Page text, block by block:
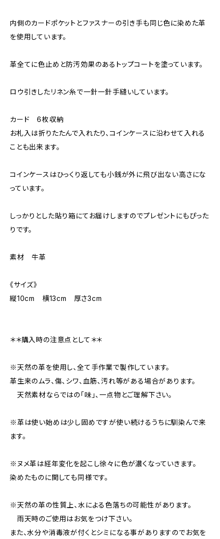
内側のカードポケットとファスナーの引き手も同じ色に染めた革
を使用しています。
革全てに色止めと防汚効果のあるトップコートを塗っています。
ロウ引きしたリネン糸で一針一針手縫いしています。
カード 6枚収納
お札入は折りたたんで入れたり、コインケースに沿わせて入れる
ことも出来ます。
コインケースはひっくり返しても小銭が外に飛び出ない高さにな
っています。
しっかりとした貼り箱にてお届けしますのでプレゼントにもぴった
りです。
素材 牛革
《サイズ》
縦10cm 横13cm 厚さ3cm
＊＊購入時の注意点として＊＊
※天然の革を使用し、全て手作業で製作しています。
革生来のムラ、傷、シワ、血筋、汚れ等がある場合があります。
天然素材ならではの「味」、一点物とご理解下さい。
※革は使い始めは少し固めですが使い続けるうちに馴染んで来
ます。
※ヌメ革は経年変化を起こし徐々に色が濃くなっていきます。
染めたものに関しても同様です。
※天然の革の性質上、水による色落ちの可能性があります。
雨天時のご使用はお気をつけ下さい。
また、水分や消毒液が付くとシミになる事がありますのでお気を